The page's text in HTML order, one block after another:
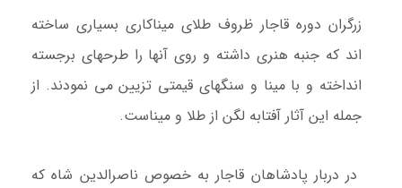
زرگران دوره قاجار ظروف طلای میناکاری بسیاری ساخته
اند که جنبه هنری داشته و روی آنها را طرحهای برجسته
انداخته و با مینا و سنگهای قیمتی تزیین می نمودند. از
جمله این آثار آفتابه لگن از طلا و میناست.
در دربار پادشاهان قاجار به خصوص ناصرالدین شاه که